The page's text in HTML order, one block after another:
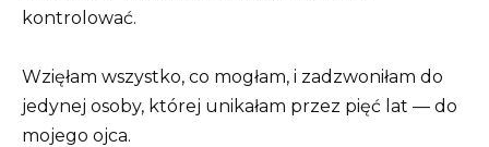
kontrolować.
Wzięłam wszystko, co mogłam, i zadzwoniłam do
jedynej osoby, której unikałam przez pięć lat — do
mojego ojca.